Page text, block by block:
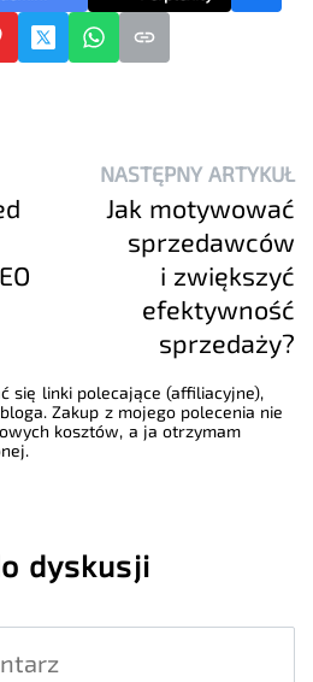
NASTĘPNY ARTYKUŁ
Jak motywować
sprzedawców
i zwiększyć
efektywność
sprzedaży?
się linki polecające (affiliacyjne),
Zakup z mojego polecenia nie
kosztów, a ja otrzymam
dyskusji